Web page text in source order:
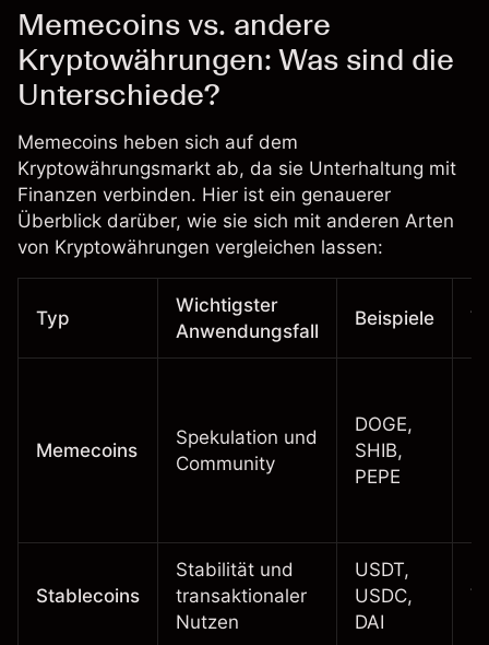
Memecoins vs. andere
Kryptowährungen: Was sind die
Unterschiede?
Memecoins heben sich auf dem
Kryptowährungsmarkt ab, da sie Unterhaltung mit
Finanzen verbinden. Hier ist ein genauerer
Überblick darüber, wie sie sich mit anderen Arten
von Kryptowährungen vergleichen lassen:
Typ
Wichtigster
Anwendungsfall
Beispiele
Memecoins
Spekulation und
Community
DOGE,
SHIB,
PEPE
Stablecoins
Stabilität und
transaktionaler
Nutzen
USDT,
USDC,
DAI